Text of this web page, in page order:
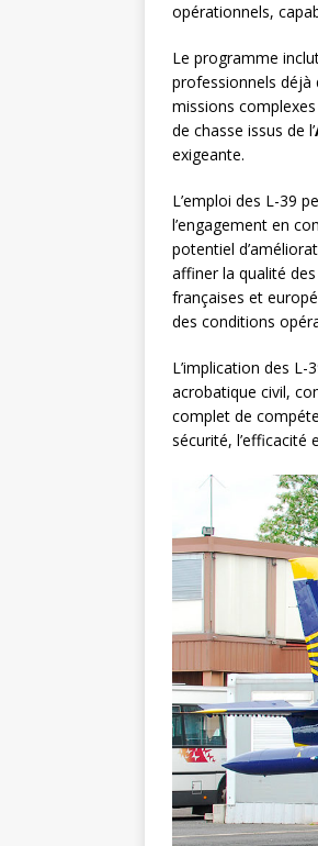
opérationnels,
Le programme
professionnels déjà
missions
de chasse issus de l’
exigeante.
L’emploi des L-39
l’engagement en
potentiel
affiner la qualité
françaises et
des conditions
L’implication des
acrobatique civil,
complet de
sécurité, l’efficacité